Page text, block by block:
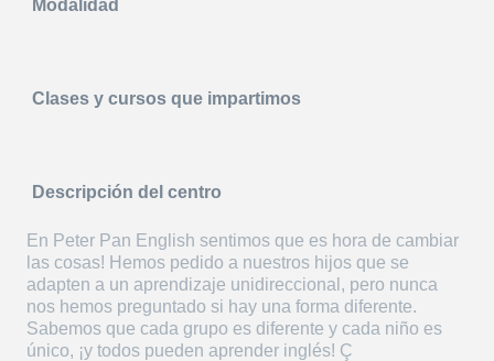
Modalidad
Clases y cursos que impartimos
Descripción del centro
En Peter Pan English sentimos que es hora de cambiar
las cosas! Hemos pedido a nuestros hijos que se
adapten a un aprendizaje unidireccional, pero nunca
nos hemos preguntado si hay una forma diferente.
Sabemos que cada grupo es diferente y cada niño es
único, ¡y todos pueden aprender inglés! Ç